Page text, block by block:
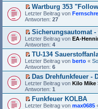
u
n
g
e
l
e
s
e
n
e
r
B
e
i
t
r
a
g
s
e
r
u
n
g
e
l
s
e
n
e
r
B
e
i
E
r
e
r
u
n
g
e
l
e
s
e
n
e
r
Wartburg 353
Letzter Beitrag von
Antworten: 27
E
r
s
e
r
u
n
g
e
e
Sicherungsautomat
Letzter Beitrag von EA-
Antworten: 4
E
r
s
e
r
u
n
g
TU-134
Letzter Beitrag von berto «
Antworten: 6
E
r
s
e
Das Drehfunkfeuer -
Letzter Beitrag von Kilo Mike
Antworten: 1
E
Funkfeuer KOLBA
Letzter Beitrag von max0685